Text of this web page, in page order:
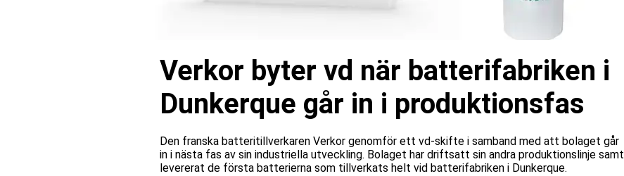
Verkor byter vd när batterifabriken i
Dunkerque går in i produktionsfas
Den franska batteritillverkaren Verkor genomför ett vd-skifte i samband med att bolaget går
in i nästa fas av sin industriella utveckling. Bolaget har driftsatt sin andra produktionslinje samt
levererat de första batterierna som tillverkats helt vid batterifabriken i Dunkerque.